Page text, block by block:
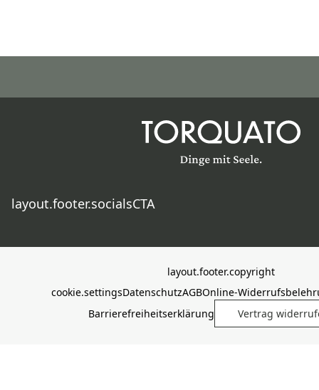
layout.footer.socialsCTA
layout.footer.copyright
cookie.settingsDatenschutzAGBOnline-
Barrierefreiheitserklärung
Vertrag